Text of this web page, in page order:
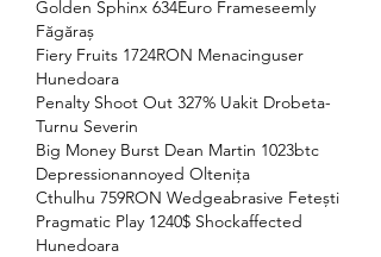
Golden Sphinx 634Euro Frameseemly
Făgăraș
Fiery Fruits 1724RON Menacinguser
Hunedoara
Penalty Shoot Out 327% Uakit Drobeta-
Turnu Severin
Big Money Burst Dean Martin 1023btc
Depressionannoyed Oltenița
Cthulhu 759RON Wedgeabrasive Fetești
Pragmatic Play 1240$ Shockaffected
Hunedoara